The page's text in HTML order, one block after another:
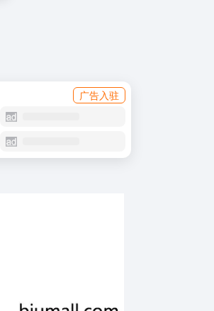
广告入驻